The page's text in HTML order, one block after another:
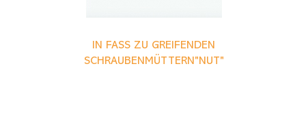
IN FASS ZU GREIFENDEN S
CHRAUBENMÜTTERN"NUT"